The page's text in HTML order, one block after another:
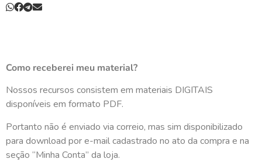
Como receberei meu material?
Nossos recursos consistem em materiais DIGITAIS
disponíveis em formato PDF.
Portanto não é enviado via correio, mas sim disponibilizado
para download por e-mail cadastrado no ato da compra e na
seção “Minha Conta” da loja.